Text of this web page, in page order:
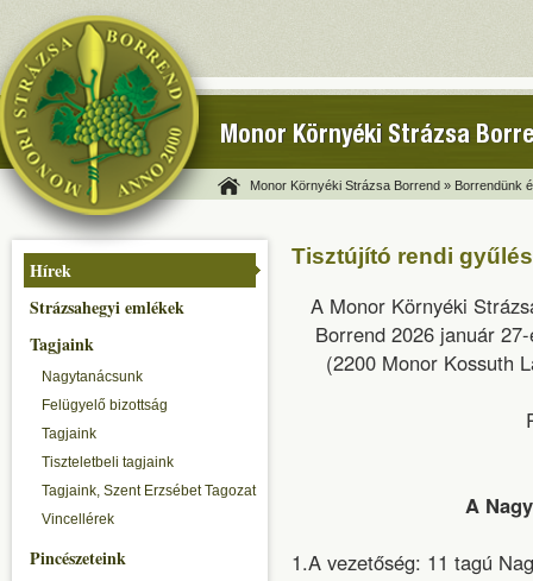
Monor Környéki Strázsa
Monor Környéki Strázsa Borrend » Borrendünk
Hírek
Strázsahegyi emlékek
Tagjaink
Nagytanácsunk
Felügyelő bizottság
Tagjaink
Tiszteletbeli tagjaink
Tagjaink, Szent Erzsébet Tagozat
Vincellérek
Pincészeteink
Tisztújító rendi gyűlés
A Monor Környéki
Borrend 2026 január
(2200 Monor Kossuth
A
1.A vezetőség: 11 tagú